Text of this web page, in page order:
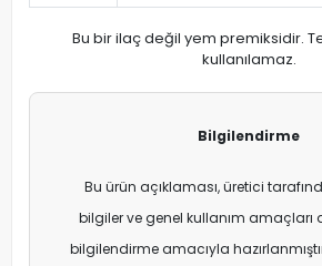
Bu bir ilaç değil yem premiksidir.
kullanılamaz.
Bilgilendirme
Bu ürün açıklaması, üretici
bilgiler ve genel kullanım
bilgilendirme amacıyla